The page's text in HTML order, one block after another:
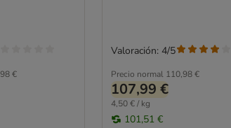
€ Precio normal 110,98 €
107,99 €
4,50 € / kg
101,51 €
Valoración: 4/5